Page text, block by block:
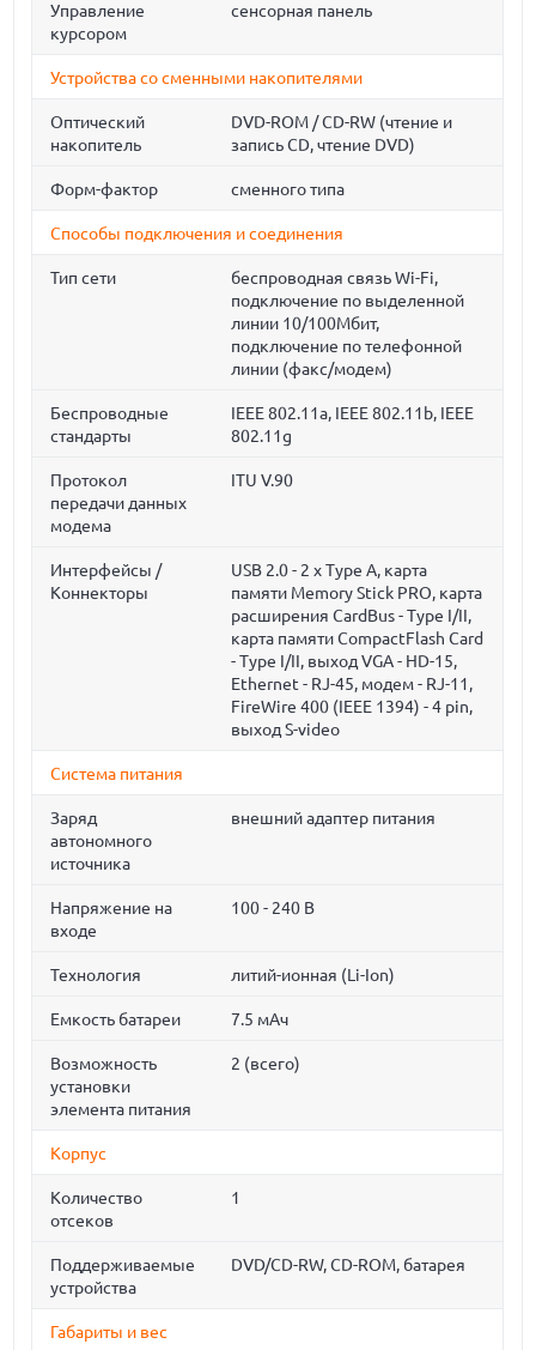
Управление
курсором
сенсорная панель
Устройства со сменными накопителями
Оптический
накопитель
DVD-ROM / CD-RW (чтение и
запись CD, чтение DVD)
Форм-фактор сменного типа
Способы подключения и соединения
Тип сети
беспроводная связь Wi-Fi,
подключение по выделенной
линии 10/100Мбит,
подключение по телефонной
линии (факс/модем)
Беспроводные
стандарты
IEEE 802.11a, IEEE 802.11b, IEEE
802.11g
Протокол
передачи данных
модема
ITU V.90
Интерфейсы /
Коннекторы
USB 2.0 - 2 x Type A, карта
памяти Memory Stick PRO, карта
расширения CardBus - Type I/II,
карта памяти CompactFlash Card
- Type I/II, выход VGA - HD-15,
Ethernet - RJ-45, модем - RJ-11,
FireWire 400 (IEEE 1394) - 4 pin,
выход S-video
Система питания
Заряд
автономного
источника
внешний адаптер питания
Напряжение на
входе
100 - 240 В
Технология литий-ионная (Li-Ion)
Емкость батареи 7.5 мАч
Возможность
установки
элемента питания
2 (всего)
Корпус
Количество
отсеков
1
Поддерживаемые
устройства
DVD/CD-RW, CD-ROM, батарея
Габариты и вес